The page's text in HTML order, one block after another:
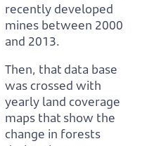
recently developed
mines between 2000
and 2013.
Then, that data base
was crossed with
yearly land coverage
maps that show the
change in forests